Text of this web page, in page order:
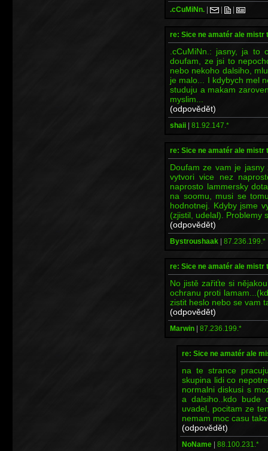
.cCuMiNn. | | |
re: Sice ne amatér ale mistr
.cCuMiNn.: jasny, ja to
doufam, ze jsi to
nebo nekoho dalsiho,
je malo... I kdybych mel
studuju a makam
myslim...
(odpovědět)
shaii | 81.92.147.*
re: Sice ne amatér ale mistr
Doufam ze vam je
vytvori vice nez
naprosto lammersky
na soomu, musi se
hodnotnej. Kdyby jsme
(zjistil, udelal). Problemy
(odpovědět)
Bystroushaak | 87.236.199.*
re: Sice ne amatér ale mistr
No jistě zařiťte si
ochranu proti
zistit heslo nebo se vam
(odpovědět)
Marwin | 87.236.199.*
re: Sice ne amatér ale
na te strance
skupina lidi co
normalni diskusi s
a dalsiho..kdo
uvadel, pocitam ze
nemam moc casu
(odpovědět)
NoName | 88.100.231.*